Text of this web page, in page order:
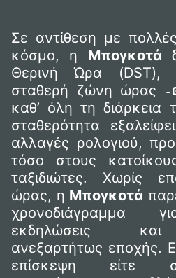
Σε αντίθεση με
κόσμο, η Μπογκοτά
Θερινή Ώρα (DST),
σταθερή ζώνη ώρας
-
καθ’ όλη τη διάρκεια
σταθερότητα
αλλαγές ρολογιού,
τόσο στους
ταξιδιώτες. Χωρίς
ώρας, η Μπογκοτά
χρονοδιάγραμμα
εκδηλώσεις και
ανεξαρτήτως εποχής.
επίσκεψη είτε